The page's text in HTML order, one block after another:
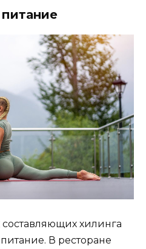
хилинга
В ресторане